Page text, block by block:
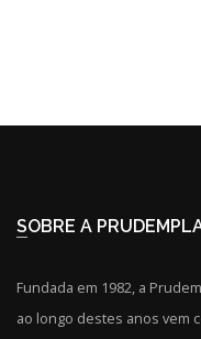
SOBRE A
Fundada em 1982, a
ao longo destes anos vem